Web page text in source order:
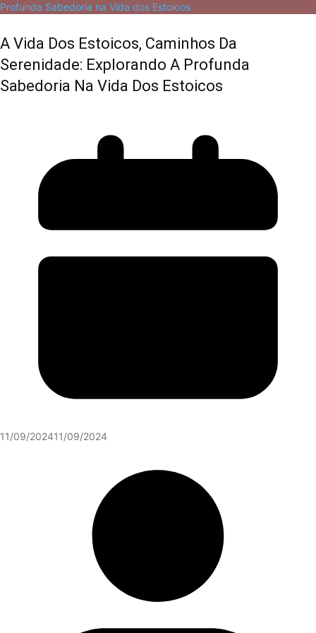
A Vida Dos Estoicos, Caminhos Da
Serenidade: Explorando A Profunda
Sabedoria Na Vida Dos Estoicos
11/09/202411/09/2024